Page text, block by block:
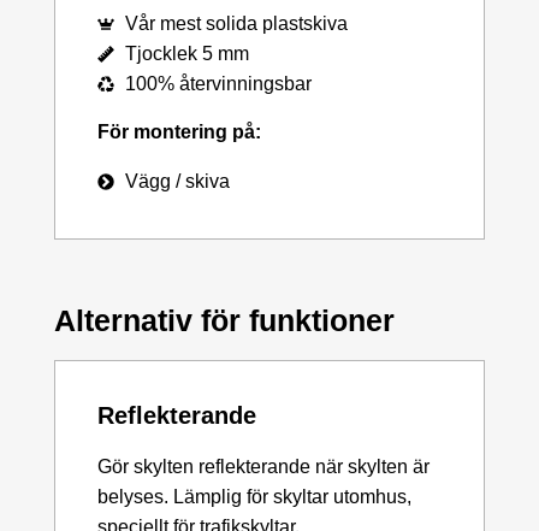
Vår mest solida plastskiva
Tjocklek 5 mm
100% återvinningsbar
För montering på:
Vägg / skiva
Alternativ för funktioner
Reflekterande
Gör skylten reflekterande när skylten är
belyses. Lämplig för skyltar utomhus,